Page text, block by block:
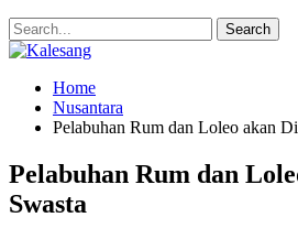
Home
Nusantara
Pelabuhan Rum dan Loleo akan
Pelabuhan Rum dan
Swasta